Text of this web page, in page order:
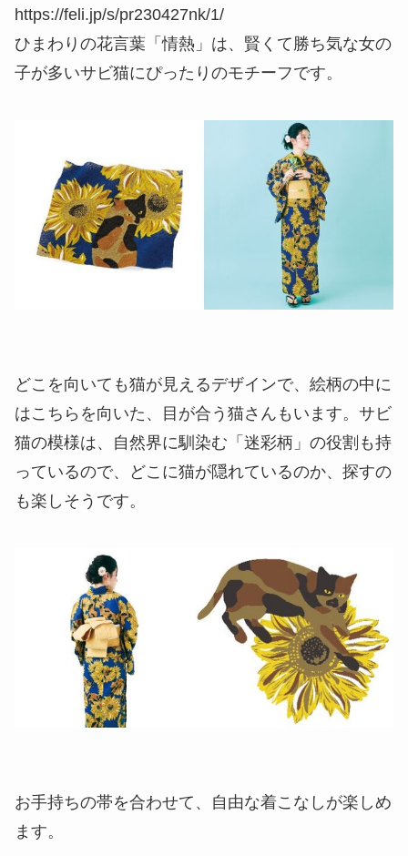
https://feli.jp/s/pr230427nk/1/
ひまわりの花言葉「情熱」は、賢くて勝ち気な女の
子が多いサビ猫にぴったりのモチーフです。
どこを向いても猫が見えるデザインで、絵柄の中に
はこちらを向いた、目が合う猫さんもいます。サビ
猫の模様は、自然界に馴染む「迷彩柄」の役割も持
っているので、どこに猫が隠れているのか、探すの
も楽しそうです。
お手持ちの帯を合わせて、自由な着こなしが楽しめ
ます。